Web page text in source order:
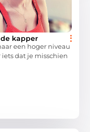
kapper
een hoger niveau
dat je misschien